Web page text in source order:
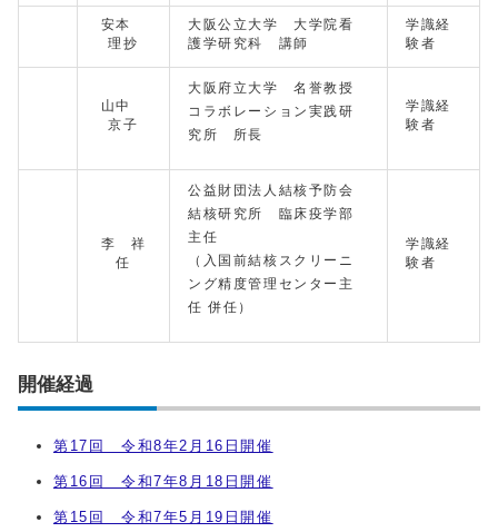
安本
理抄
大阪公立大学 大学院看
護学研究科 講師
学識経
験者
山中
京子
大阪府立大学 名誉教授
コラボレーション実践研
究所 所長
学識経
験者
李 祥
任
公益財団法人結核予防会
結核研究所 臨床疫学部
主任
（入国前結核スクリーニ
ング精度管理センター主
任 併任）
学識経
験者
開催経過
第17回 令和8年2月16日開催
第16回 令和7年8月18日開催
第15回 令和7年5月19日開催